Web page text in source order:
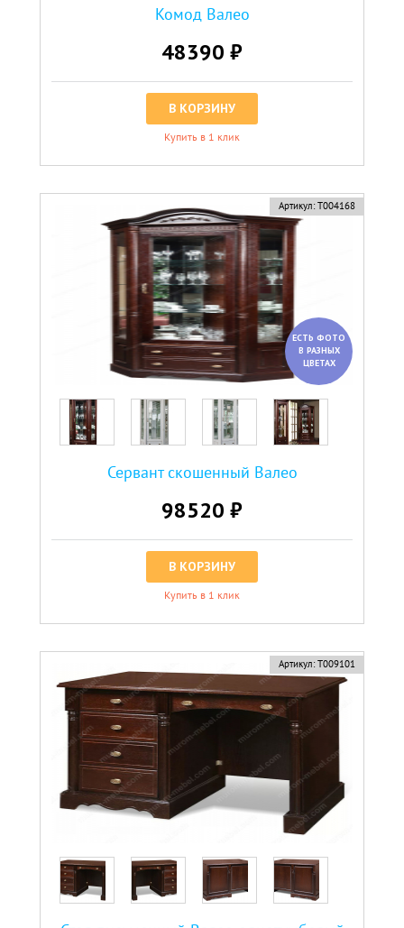
Комод Валео
48390 ₽
В КОРЗИНУ
Купить в 1 клик
Артикул: Т004168
ЕСТЬ ФОТО
В РАЗНЫХ
ЦВЕТАХ
Сервант скошенный Валео
98520 ₽
В КОРЗИНУ
Купить в 1 клик
Артикул: Т009101